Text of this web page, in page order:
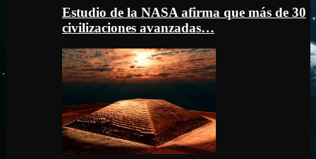
Estudio de la NASA afirma que más de 30
civilizaciones avanzadas…